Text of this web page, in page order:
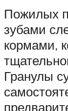
Пожилых
зубами
кормами,
Гранулы